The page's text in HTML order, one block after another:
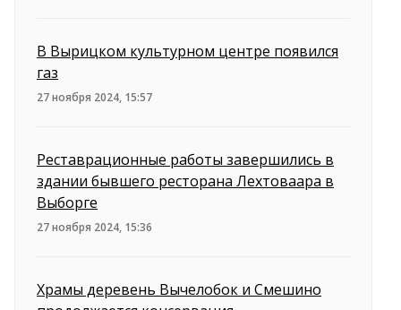
В Вырицком культурном центре появился
газ
27 ноября 2024, 15:57
Реставрационные работы завершились в
здании бывшего ресторана Лехтоваара в
Выборге
27 ноября 2024, 15:36
Храмы деревень Вычелобок и Смешино